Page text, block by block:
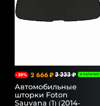
-20% 2 666 ₽ 3 333 ₽ В НАЛИЧИИ
Автомобильные
шторки Foton
Sauvana (1) (2014-